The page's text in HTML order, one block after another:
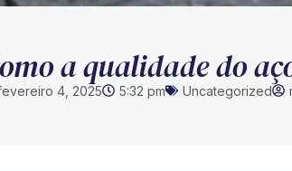
a qualidade do
4, 2025 5:32 pm Uncategorized